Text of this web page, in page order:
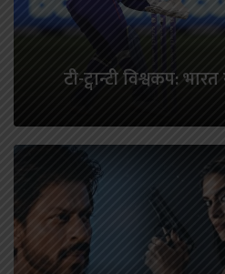
टी-ट्वान्टी विश्वकप: